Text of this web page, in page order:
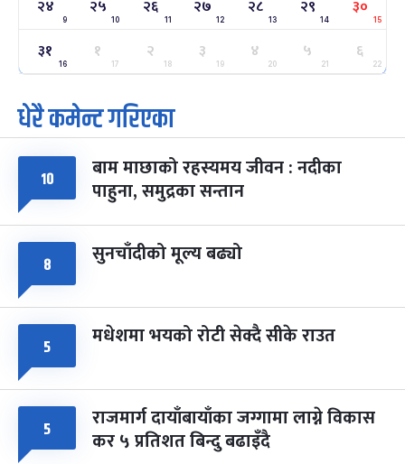
२५
मंगल
ग्याल्पो ल्होसार
फाल्गुन २५, २०८३ Mar 9, 2027
७ महिना बाँकी
७
आइत
पूर्णिमा व्रत
चैत्र ७, २०८३-Mar 21, 2027
८ फागुपूर्णिमा
चैत्र ८, २०८३-Mar 22, 2027
७ महिना बाँकी
२४
9
२५
10
२६
11
२७
12
२८
13
२९
14
३०
15
३१
16
१
17
२
18
३
19
४
20
५
21
६
22
धेरै कमेन्ट गरिएका
१० बाम माछाको रहस्यमय जीवन : नदीका
पाहुना, समुद्रका सन्तान
८ सुनचाँदीको मूल्य बढ्यो
५ मधेशमा भयको रोटी सेक्दै सीके राउत
५ राजमार्ग दायाँबायाँका जग्गामा लाग्ने विकास
कर ५ प्रतिशत बिन्दु बढाइँदै